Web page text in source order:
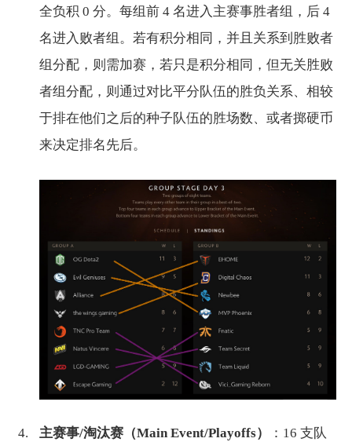
全负积 0 分。每组前 4 名进入主赛事胜者组，后 4
名进入败者组。若有积分相同，并且关系到胜败者
组分配，则需加赛，若只是积分相同，但无关胜败
者组分配，则通过对比平分队伍的胜负关系、相较
于排在他们之后的种子队伍的胜场数、或者掷硬币
来决定排名先后。
主赛事/淘汰赛（Main Event/Playoffs）
：16 支队